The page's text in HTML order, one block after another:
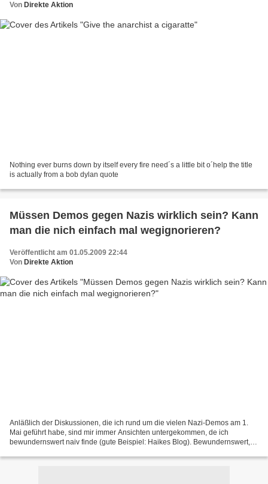
Von Direkte Aktion
Nothing ever burns down by itself every fire need´s a little bit o´help the title
is actually from a bob dylan quote
Müssen Demos gegen Nazis wirklich sein? Kann
man die nich einfach mal wegignorieren?
Veröffentlicht am 01.05.2009 22:44
Von Direkte Aktion
Anläßlich der Diskussionen, die ich rund um die vielen Nazi-Demos am 1.
Mai geführt habe, sind mir immer Ansichten untergekommen, de ich
bewundernswert naiv finde (gute Beispiel: Haikes Blog). Bewundernswert,